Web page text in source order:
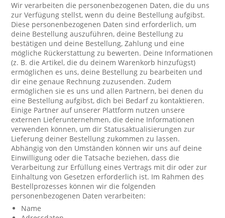
Wir verarbeiten die personenbezogenen Daten, die du uns
zur Verfügung stellst, wenn du deine Bestellung aufgibst.
Diese personenbezogenen Daten sind erforderlich, um
deine Bestellung auszuführen, deine Bestellung zu
bestätigen und deine Bestellung, Zahlung und eine
mögliche Rückerstattung zu bewerten. Deine Informationen
(z. B. die Artikel, die du deinem Warenkorb hinzufügst)
ermöglichen es uns, deine Bestellung zu bearbeiten und
dir eine genaue Rechnung zuzusenden. Zudem
ermöglichen sie es uns und allen Partnern, bei denen du
eine Bestellung aufgibst, dich bei Bedarf zu kontaktieren.
Einige Partner auf unserer Plattform nutzen unsere
externen Lieferunternehmen, die deine Informationen
verwenden können, um dir Statusaktualisierungen zur
Lieferung deiner Bestellung zukommen zu lassen.
Abhängig von den Umständen können wir uns auf deine
Einwilligung oder die Tatsache beziehen, dass die
Verarbeitung zur Erfüllung eines Vertrags mit dir oder zur
Einhaltung von Gesetzen erforderlich ist. Im Rahmen des
Bestellprozesses können wir die folgenden
personenbezogenen Daten verarbeiten:
Name